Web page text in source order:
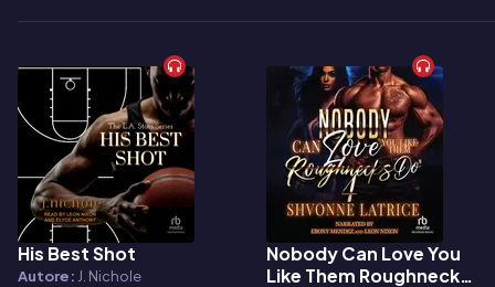
Audiolibro
His Best Shot
Autore: J. Nichole
Audiolibro
Nobody Can Love You
Like Them Roughnecks